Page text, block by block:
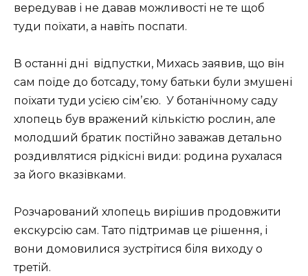
вередував і не давав можливості не те щоб
туди поїхати, а навіть поспати.
В останні дні відпустки, Михась заявив, що він
сам поїде до ботсаду, тому батьки були змушені
поїхати туди усією сімʼєю. У ботанічному саду
хлопець був вражений кількістю рослин, але
молодший братик постійно заважав детально
роздивлятися рідкісні види: родина рухалася
за його вказівками.
Розчарований хлопець вирішив продовжити
екскурсію сам. Тато підтримав це рішення, і
вони домовилися зустрітися біля виходу о
третій.